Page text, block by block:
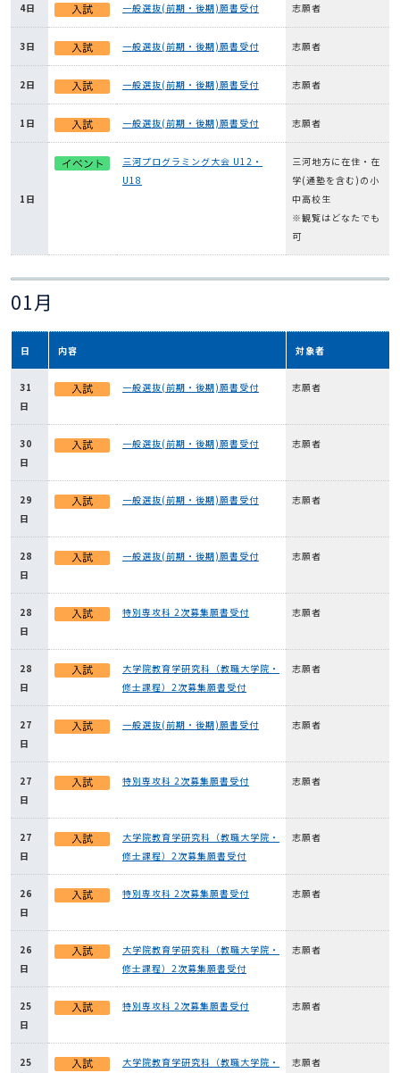
4日 一般選抜(前期・後期)願書受付 志願者
3日 一般選抜(前期・後期)願書受付 志願者
2日 一般選抜(前期・後期)願書受付 志願者
1日 一般選抜(前期・後期)願書受付 志願者
1日
三河プログラミング大会 U12・
U18
三河地方に在住・在
学(通塾を含む)の小
中高校生
※観覧はどなたでも
可
01月
日 内容 対象者
31
日
一般選抜(前期・後期)願書受付 志願者
30
日
一般選抜(前期・後期)願書受付 志願者
29
日
一般選抜(前期・後期)願書受付 志願者
28
日
一般選抜(前期・後期)願書受付 志願者
28
日
特別専攻科 2次募集願書受付 志願者
28
日
大学院教育学研究科（教職大学院・
修士課程）2次募集願書受付
志願者
27
日
一般選抜(前期・後期)願書受付 志願者
27
日
特別専攻科 2次募集願書受付 志願者
27
日
大学院教育学研究科（教職大学院・
修士課程）2次募集願書受付
志願者
26
日
特別専攻科 2次募集願書受付 志願者
26
日
大学院教育学研究科（教職大学院・
修士課程）2次募集願書受付
志願者
25
日
特別専攻科 2次募集願書受付 志願者
25
大学院教育学研究科（教職大学院・
志願者